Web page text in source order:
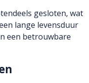
gesloten, wat
lange levensduur
een betrouwbare